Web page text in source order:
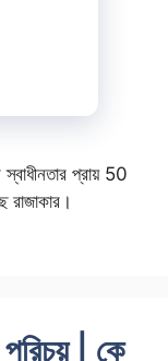
প্রায় 50
রাজাকার।
| কে